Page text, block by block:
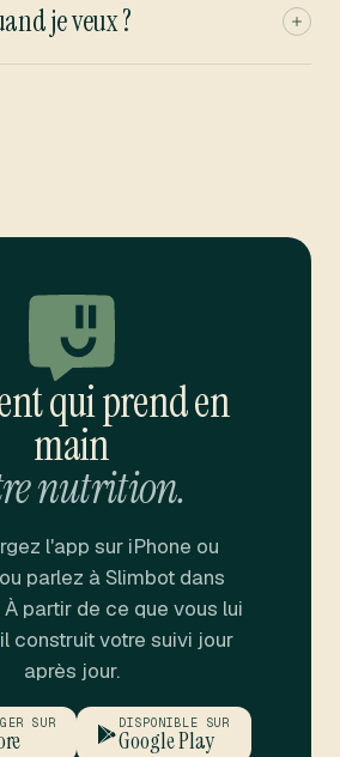
je veux ?
qui prend en
main
nutrition.
l'app sur iPhone ou
parlez à Slimbot dans
partir de ce que vous lui
construit votre suivi jour
après jour.
SUR DISPONIBLE SUR
Google Play